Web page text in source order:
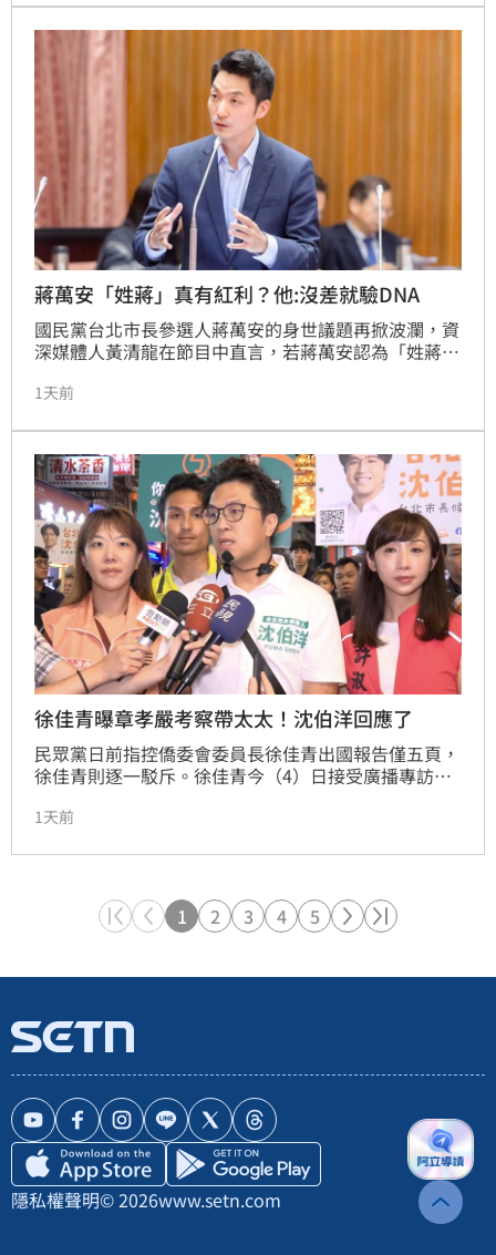
他認為，鄭麗文卻連拜託前主席們協調都不願意，最後
王惠美會站在魏平政身旁高喊當選，但只會做到這樣。
蔣萬安「姓蔣」真有紅利？他:沒差就驗DNA
國民黨台北市長參選人蔣萬安的身世議題再掀波瀾，資
深媒體人黃清龍在節目中直言，若蔣萬安認為「姓蔣」
引發熱議，與會來賓針對「蔣家光環」是否能帶來選舉
陳東豪與林延鳳則直指「姓蔣」確有知名度優勢。黃清
龍分析，此議題已從單純事實演變為政治攻防，若當事
人未感受到足夠社會壓力，恐難積極處理。
1天前
徐佳青曝章孝嚴考察帶太太！沈伯洋回應了
民眾黨日前指控僑委會委員長徐佳青出國報告僅五頁，
徐佳青則逐一駁斥。徐佳青今（4）日接受廣播專訪時
住，還帶著太太，即台北市長蔣萬安的母親黃美倫一起
專注市政，跟對手家人沒有任何關係，專注在市政討論
1天前
1 2 3 4 5
隱私權聲明© 2026www.setn.com